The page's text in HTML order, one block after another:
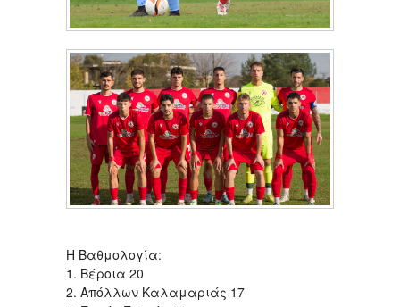
Η Βαθμολογία:
1. Βέροια 20
2. Απόλλων Καλαμαριάς 17